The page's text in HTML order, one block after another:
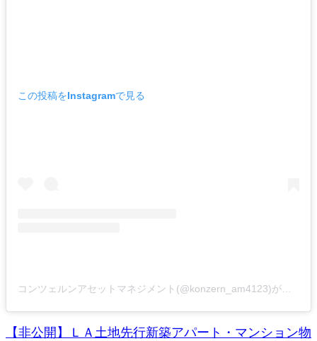
この投稿をInstagramで見る
コンツェルンアセットマネジメント(@konzern_am4123)がシェアした投稿
【非公開】ＬＡ土地先行新築アパート・マンション物